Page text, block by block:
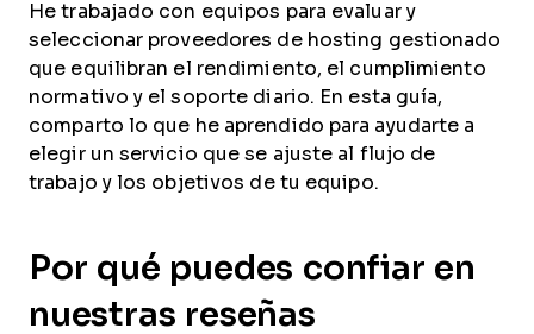
He trabajado con equipos para evaluar y
seleccionar proveedores de hosting gestionado
que equilibran el rendimiento, el cumplimiento
normativo y el soporte diario. En esta guía,
comparto lo que he aprendido para ayudarte a
elegir un servicio que se ajuste al flujo de
trabajo y los objetivos de tu equipo.
Por qué puedes confiar en
nuestras reseñas